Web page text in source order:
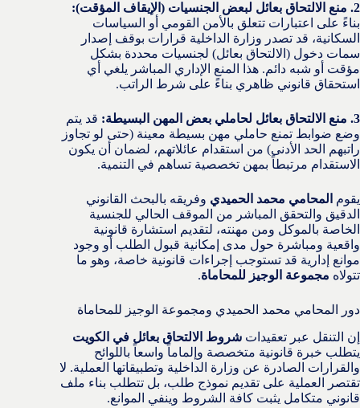
2. منع الالتحاق بعائل لبعض الجنسيات (الإيقاف المؤقت):
بناءً على اعتبارات تتعلق بالأمن القومي أو السياسات
السكانية، قد تصدر وزارة الداخلية قرارات بوقف إصدار
سمات دخول (الالتحاق بعائل) لجنسيات محددة بشكل
مؤقت أو شبه دائم. هذا المنع الإداري المباشر يلغي أي
استحقاق قانوني ظاهري بناءً على شرط الراتب.
3. منع الالتحاق بعائل لحاملي بعض المهن البسيطة:
قد يتم
وضع ضوابط تمنع حاملي مهن بسيطة معينة (حتى لو تجاوز
راتبهم الحد الأدنى) من استقدام عائلاتهم، لضمان أن يكون
الاستقدام مرتبطاً بمهن تخصصية تساهم في التنمية.
يقوم المحامي محمد الحميدي وفريقه بالبحث القانوني
الدقيق والتحقق المباشر من الموقف الحالي للجنسية
الخاصة بالموكل ومن مهنته، لتقديم استشارة قانونية
واقعية ومباشرة حول مدى إمكانية قبول الطلب أو وجود
موانع إدارية قد تستوجب إجراءات قانونية خاصة، وهو ما
تتولاه مجموعة الوجيز للمحاماة.
دور المحامي محمد الحميدي ومجموعة الوجيز للمحاماة
إن التنقل عبر تعقيدات شروط الالتحاق بعائل في الكويت
يتطلب خبرة قانونية متخصصة وإلماماً واسعاً باللوائح
والقرارات الصادرة عن وزارة الداخلية وتطبيقاتها العملية. لا
تقتصر العملية على تقديم نموذج طلب، بل تتطلب بناء ملف
قانوني متكامل يثبت كافة الشروط وينفي الموانع.